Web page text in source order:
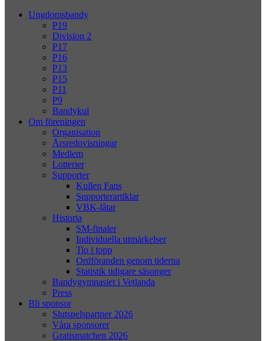
Ungdomsbandy
P19
Division 2
P17
P16
P13
P15
P11
P9
Bandykul
Om föreningen
Organisation
Årsredovisningar
Medlem
Lotterier
Supporter
Kullen Fans
Supporterartiklar
VBK-låtar
Historia
SM-finaler
Individuella utmärkelser
Tio i topp
Ordföranden genom tiderna
Statistik tidigare säsonger
Bandygymnasiet i Vetlanda
Press
Bli sponsor
Slutspelspartner 2026
Våra sponsorer
Gratismatchen 2026